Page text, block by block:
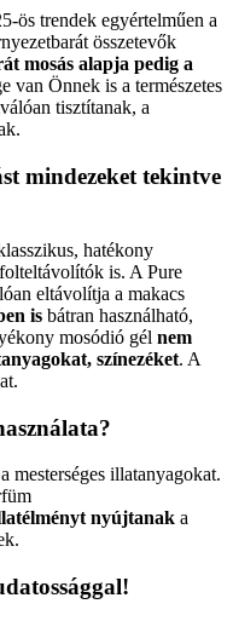
ös trendek egyértelműen a
összetevők
mosás alapja pedig a
van Önnek is a természetes
tisztítanak, a
mindezeket tekintve
hatékony
is. A Pure
eltávolítja a makacs
is bátran használható,
mosódió gél nem
színezéket. A
mesterséges illatanyagokat.
nyújtanak a